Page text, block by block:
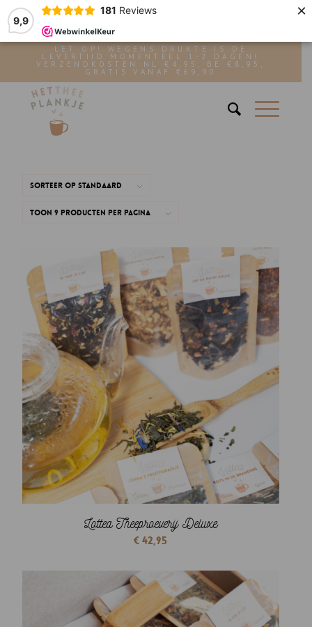
9,9
181 Reviews ×
LET OP! WEGENS DRUKTE IS DE
LEVERTIJD MOMENTEEL 1-2 DAGEN!
VERZENDKOSTEN NL €4,95, BE €8,95,
GRATIS VANAF €69,90
Sorteer opStandaard
Toon9 Producten per pagina
Lottea Theeproeverij Deluxe
€ 42,95